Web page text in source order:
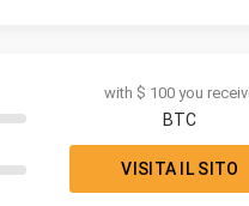
with $ 100 you
BTC
VISITA IL SITO